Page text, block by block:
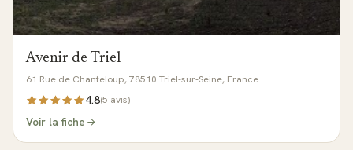
Avenir de Triel
61 Rue de Chanteloup, 78510 Triel-sur-Seine, France
4.8(5 avis)
Voir la fiche